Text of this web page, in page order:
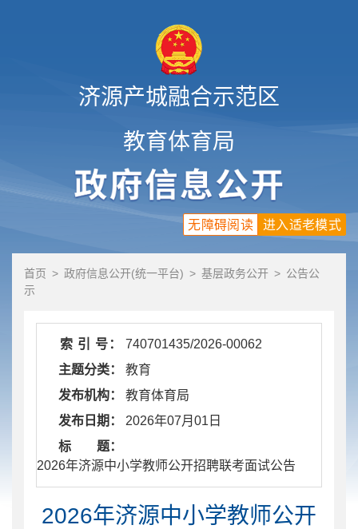
济源产城融合示范区
教育体育局
进入适老模式
无障碍阅读
首页 > 政府信息公开(统一平台) > 基层政务公开 > 公告公
示
索 引 号：
740701435/2026-00062
主题分类：
教育
发布机构：
教育体育局
发布日期：
2026年07月01日
标 题：
​ 2026年济源中小学教师公开招聘联考面试公告
2026年济源中小学教师公开